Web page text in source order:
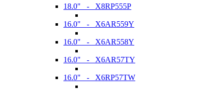
18.0" - X8RP555P
16.0" - X6AR559Y
16.0" - X6AR558Y
16.0" - X6AR57TY
16.0" - X6RP57TW